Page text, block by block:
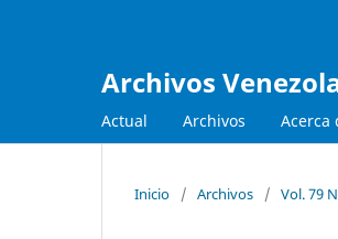
Archivos
Actual Archivos Acerca
Inicio / Archivos / Vol. 79